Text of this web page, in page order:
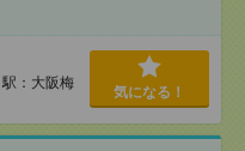
：大阪梅
気になる！